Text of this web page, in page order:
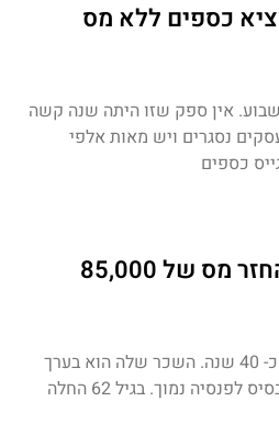
כספים ללא מס
לה השבוע. אין ספק שזו היתה שנה קשה
נסגרים ויש מאות אלפי
כספים
איך סידרנו לשרה החזר מס של 85,000
שרה עובדת במקום מסודר כ- 40 שנה. השכר שלה הוא בערך
22,000 ברוטו אבל שכר הבסיס לפנסיה נמוך. בגיל 62 החלה